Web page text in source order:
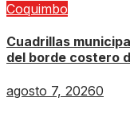
Coquimbo
Cuadrillas
del borde costero
agosto 7, 20260